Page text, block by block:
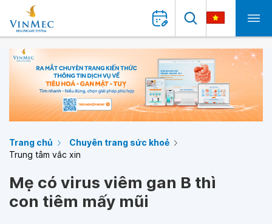
Trang chủ
Chuyên trang sức khoẻ
Trung tâm vắc xin
Mẹ có virus viêm gan B thì
con tiêm mấy mũi